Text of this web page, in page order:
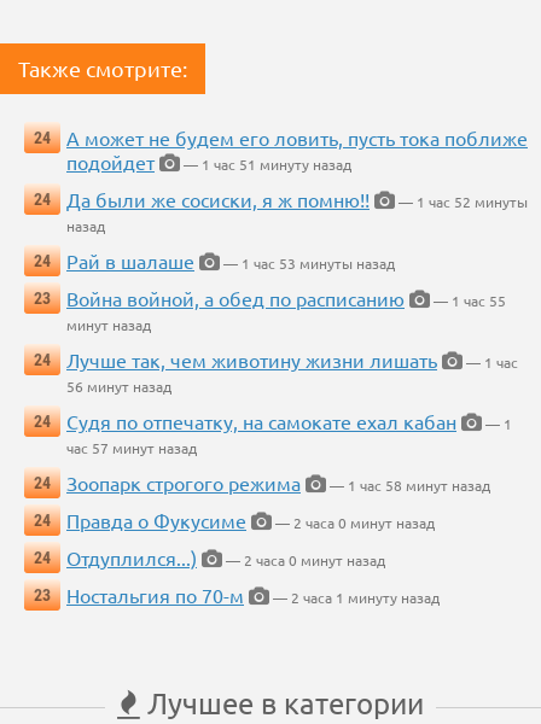
Также смотрите:
24
А может не будем его ловить, пусть тока поближе
подойдет
— 1 час 51 минуту назад
24
Да были же сосиски, я ж помню!!
— 1 час 52 минуты
назад
24
Рай в шалаше
— 1 час 53 минуты назад
23
Война войной, а обед по расписанию
— 1 час 55
минут назад
24
Лучше так, чем животину жизни лишать
— 1 час
56 минут назад
24
Судя по отпечатку, на самокате ехал кабан
— 1
час 57 минут назад
24
Зоопарк строгого режима
— 1 час 58 минут назад
24
Правда о Фукусиме
— 2 часа 0 минут назад
24
Отдуплился...)
— 2 часа 0 минут назад
23
Ностальгия по 70-м — 2 часа 1 минуту назад
Лучшее в категории